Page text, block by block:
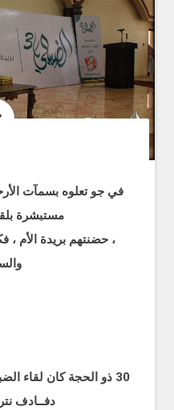
في جو تعلوه بسمآت
مستبشرة
، حضنتهم بريدة الأم ،
دفــادف